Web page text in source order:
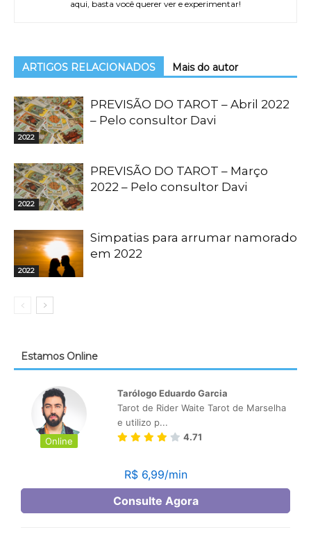
aqui, basta você querer ver e experimentar!
ARTIGOS RELACIONADOS Mais do autor
2022
PREVISÃO DO TAROT – Abril 2022
– Pelo consultor Davi
2022
PREVISÃO DO TAROT – Março
2022 – Pelo consultor Davi
2022
Simpatias para arrumar namorado
em 2022
Estamos Online